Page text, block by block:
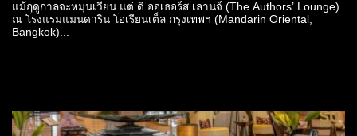
แม้ฤดูกาลจะหมุนเวียน แต่ ดิ ออเธอร์ส เลานจ์ (The Authors’ Lounge)
ณ โรงแรมแมนดาริน โอเรียนเต็ล กรุงเทพฯ (Mandarin Oriental,
Bangkok)...